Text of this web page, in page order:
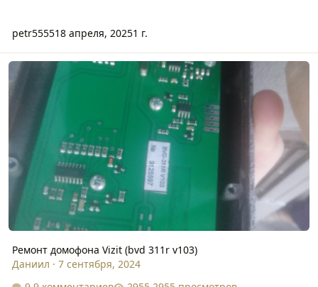
petr555518 апреля, 20251 г.
Ремонт домофона Vizit (bvd 311r v103)
Ремонт домофона Vizit (bvd 311r v103)
Даниил · 7 сентября, 2024